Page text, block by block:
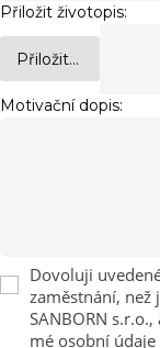
Přiložit životopis:
Přiložit...
Motivační dopis:
Dovoluji
zaměstnání, než
SANBORN
mé osobní údaje